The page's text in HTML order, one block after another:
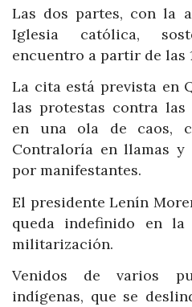
Las dos partes, con la
Iglesia católica,
encuentro a partir de las
La cita está prevista en
las protestas contra las
en una ola de caos,
Contraloría en llamas y
por manifestantes.
El presidente Lenín
queda indefinido en
militarización.
Venidos de varios
indígenas, que se